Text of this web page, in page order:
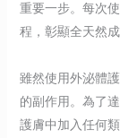
重要一步。每次
程，彰顯全天然
雖然使用外泌體
的副作用。為了
護膚中加入任何